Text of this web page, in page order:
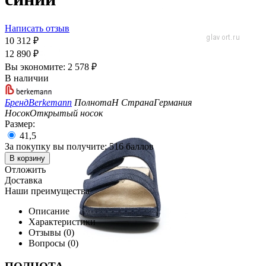
Написать отзыв
10 312 ₽
12 890 ₽
Вы экономите: 2 578 ₽
В наличии
БрендBerkemann ПолнотаH СтранаГермания
НосокОткрытый носок
Размер:
41,5
За покупку вы получите: 516 баллов
В корзину
Отложить
Доставка
Наши преимущества
Описание
Характеристики
Отзывы (0)
Вопросы (0)